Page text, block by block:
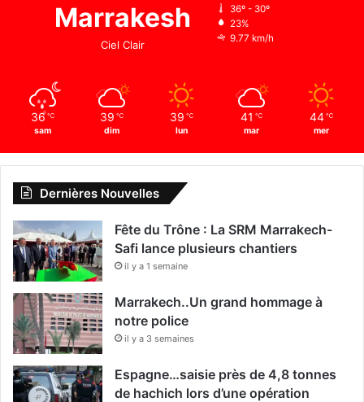
Marrakesh
Ciel Clair
36º - 30º
23%
9.77 km/h
36 ℃
sam
39 ℃
dim
39 ℃
lun
41 ℃
mar
44 ℃
mer
Dernières Nouvelles
Fête du Trône : La SRM Marrakech-
Safi lance plusieurs chantiers
il y a 1 semaine
Marrakech..Un grand hommage à
notre police
il y a 3 semaines
Espagne…saisie près de 4,8 tonnes
de hachich lors d’une opération